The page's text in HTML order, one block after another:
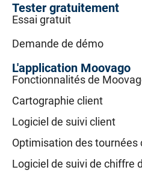
Tester gratuitement
Essai gratuit
Demande de démo
L'application Moovago
Fonctionnalités de
Cartographie client
Logiciel de suivi client
Optimisation des
Logiciel de suivi de chiffre